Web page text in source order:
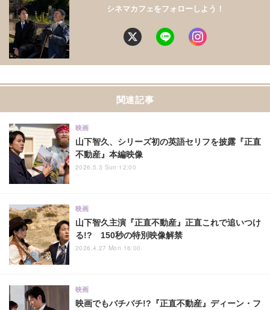
シネマカフェをフォローしよう！
関連記事
山下智久、シリーズ初の英語セリフを披露『正直
不動産』本編映像
映画
2026.5.3 Sun 12:00
山下智久主演『正直不動産』正直これで追いつけ
る!? 150秒の特別映像解禁
映画
2026.4.27 Mon 16:00
映画でもバチバチ!?『正直不動産』ディーン・フ
映画